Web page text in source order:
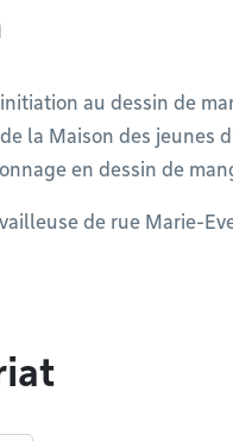
au dessin de
la Maison des jeunes
en dessin de
de rue Marie-